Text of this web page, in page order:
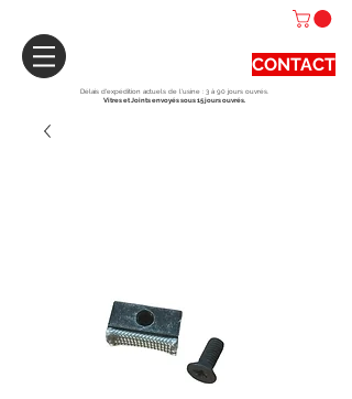
CONTACT
Délais d'expédition actuels de l'usine : 3 à 90 jours ouvrés.
Vitres et Joints envoyés sous 15 jours ouvrés.